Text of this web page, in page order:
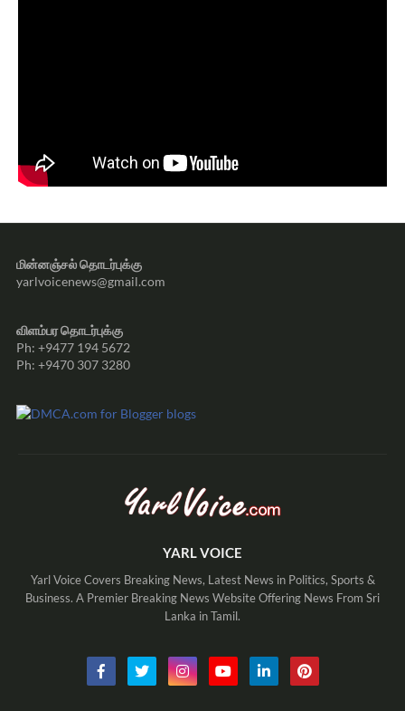
மின்னஞ்சல் தொடர்புக்கு
yarlvoicenews@gmail.com
விளம்பர தொடர்புக்கு
Ph: +9477 194 5672
Ph: +9470 307 3280
YARL VOICE
Yarl Voice Covers Breaking News, Latest News in Politics, Sports &
Business. A Premier Breaking News Website Offering News From Sri
Lanka in Tamil.